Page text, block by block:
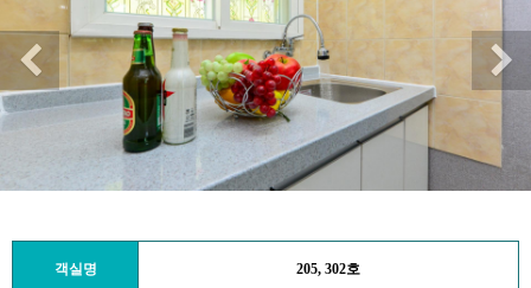
Previous
객실명 205, 302호